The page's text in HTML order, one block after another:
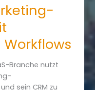
Branche nutzt
sein CRM zu